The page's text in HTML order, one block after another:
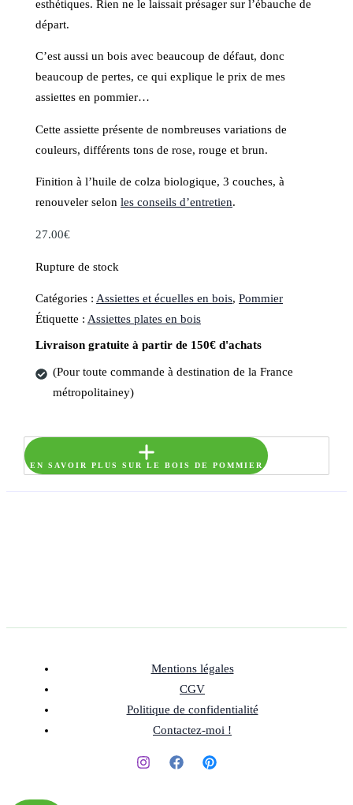
esthétiques. Rien ne le laissait présager sur l’ébauche de
départ.
C’est aussi un bois avec beaucoup de défaut, donc
beaucoup de pertes, ce qui explique le prix de mes
assiettes en pommier…
Cette assiette présente de nombreuses variations de
couleurs, différents tons de rose, rouge et brun.
Finition à l’huile de colza biologique, 3 couches, à
renouveler selonles conseils d’entretien.
27.00€
Rupture de stock
Catégories : Assiettes et écuelles en bois,Pommier
Étiquette : Assiettes plates en bois
Livraison gratuite à partir de 150€ d'achats
(Pour toute commande à destination de la France
métropolitainey)
EN SAVOIR PLUS SUR LE BOIS DE POMMIER
Mentions légales
CGV
Politique de confidentialité
Contactez-moi !